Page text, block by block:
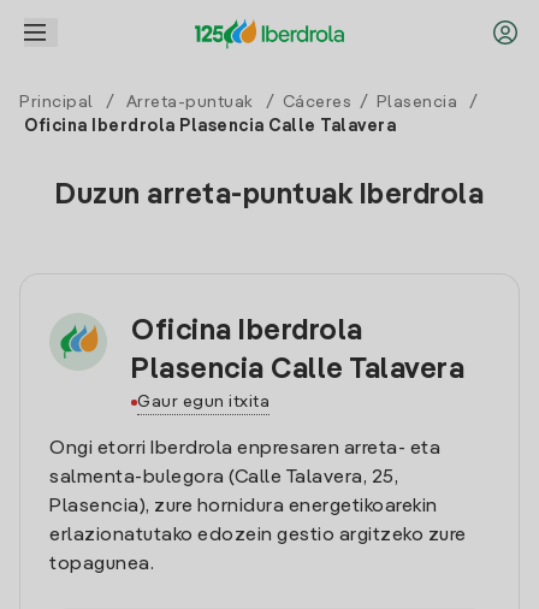
Principal / Arreta-puntuak / Cáceres / Plasencia
/
Oficina Iberdrola Plasencia Calle Talavera
Duzun arreta-puntuak Iberdrola
Oficina Iberdrola
Plasencia Calle Talavera
Gaur egun itxita
Ongi etorri Iberdrola enpresaren arreta- eta
salmenta-bulegora (Calle Talavera, 25,
Plasencia), zure hornidura energetikoarekin
erlazionatutako edozein gestio argitzeko zure
topagunea.